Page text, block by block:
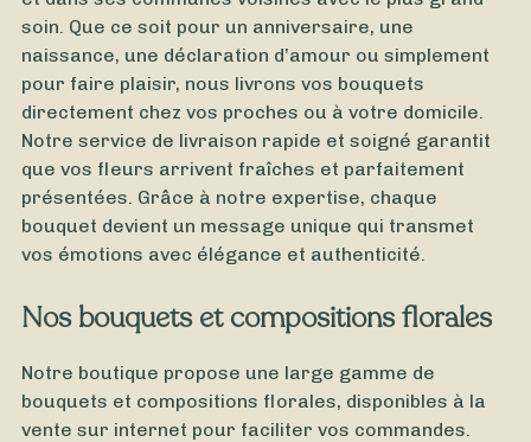
soin. Que ce soit pour un anniversaire, une
naissance, une déclaration d’amour ou simplement
pour faire plaisir, nous livrons vos bouquets
directement chez vos proches ou à votre domicile.
Notre service de livraison rapide et soigné garantit
que vos fleurs arrivent fraîches et parfaitement
présentées. Grâce à notre expertise, chaque
bouquet devient un message unique qui transmet
vos émotions avec élégance et authenticité.
Nos bouquets et compositions florales
Notre boutique propose une large gamme de
bouquets et compositions florales, disponibles à la
vente sur internet pour faciliter vos commandes.